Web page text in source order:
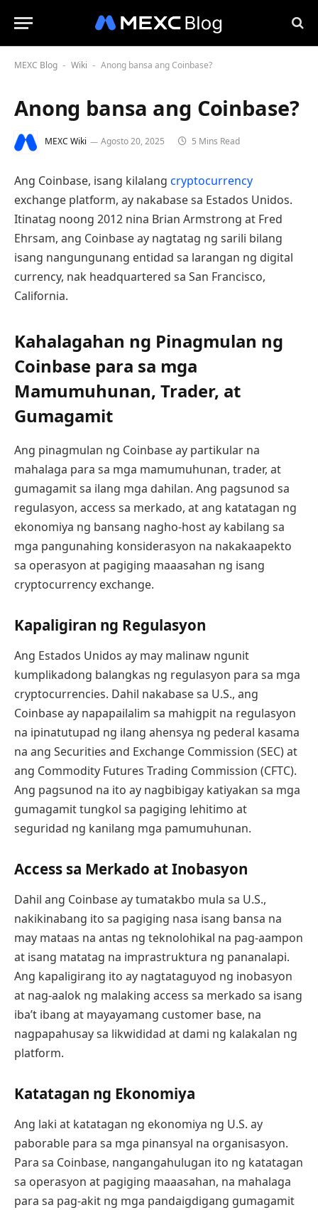
MEXC Blog - Wiki - Anong bansa ang Coinbase?
Anong bansa ang Coinbase?
MEXC Wiki Agosto 20, 2025 5 Mins Read
Ang Coinbase, isang kilalang cryptocurrency
exchange platform, ay nakabase sa Estados Unidos.
Itinatag noong 2012 nina Brian Armstrong at Fred
Ehrsam, ang Coinbase ay nagtatag ng sarili bilang
isang nangungunang entidad sa larangan ng digital
currency, nak headquartered sa San Francisco,
California.
Kahalagahan ng Pinagmulan ng
Coinbase para sa mga
Mamumuhunan, Trader, at
Gumagamit
Ang pinagmulan ng Coinbase ay partikular na
mahalaga para sa mga mamumuhunan, trader, at
gumagamit sa ilang mga dahilan. Ang pagsunod sa
regulasyon, access sa merkado, at ang katatagan ng
ekonomiya ng bansang nagho-host ay kabilang sa
mga pangunahing konsiderasyon na nakakaapekto
sa operasyon at pagiging maaasahan ng isang
cryptocurrency exchange.
Kapaligiran ng Regulasyon
Ang Estados Unidos ay may malinaw ngunit
kumplikadong balangkas ng regulasyon para sa mga
cryptocurrencies. Dahil nakabase sa U.S., ang
Coinbase ay napapailalim sa mahigpit na regulasyon
na ipinatutupad ng ilang ahensya ng pederal kasama
na ang Securities and Exchange Commission (SEC) at
ang Commodity Futures Trading Commission (CFTC).
Ang pagsunod na ito ay nagbibigay katiyakan sa mga
gumagamit tungkol sa pagiging lehitimo at
seguridad ng kanilang mga pamumuhunan.
Access sa Merkado at Inobasyon
Dahil ang Coinbase ay tumatakbo mula sa U.S.,
nakikinabang ito sa pagiging nasa isang bansa na
may mataas na antas ng teknolohikal na pag-aampon
at isang matatag na imprastruktura ng pananalapi.
Ang kapaligirang ito ay nagtataguyod ng inobasyon
at nag-aalok ng malaking access sa merkado sa isang
iba’t ibang at mayayamang customer base, na
nagpapahusay sa likwididad at dami ng kalakalan ng
platform.
Katatagan ng Ekonomiya
Ang laki at katatagan ng ekonomiya ng U.S. ay
paborable para sa mga pinansyal na organisasyon.
Para sa Coinbase, nangangahulugan ito ng katatagan
sa operasyon at pagiging maaasahan, na mahalaga
para sa pag-akit ng mga pandaigdigang gumagamit